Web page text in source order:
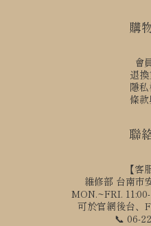
購
會
退
隱
條
聯
【客
維修部 台南市
MON.~FRI.
可於官網後台、
📞 06-